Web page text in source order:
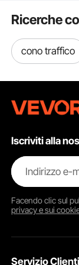
2 collari
Il collare
che di notte.
Ricerche
cono traffico
Iscriviti alla
Indirizzo e-
Facendo clic sul
privacy e sui
Servizio Clienti